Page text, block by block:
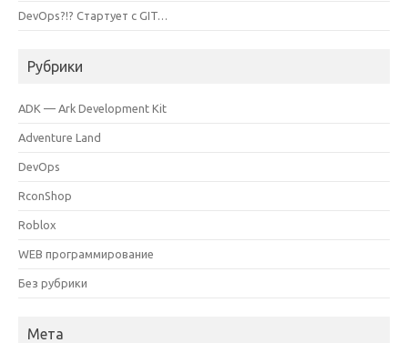
DevOps?!? Стартует с GIT…
Рубрики
ADK — Ark Development Kit
Adventure Land
DevOps
RconShop
Roblox
WEB программирование
Без рубрики
Мета